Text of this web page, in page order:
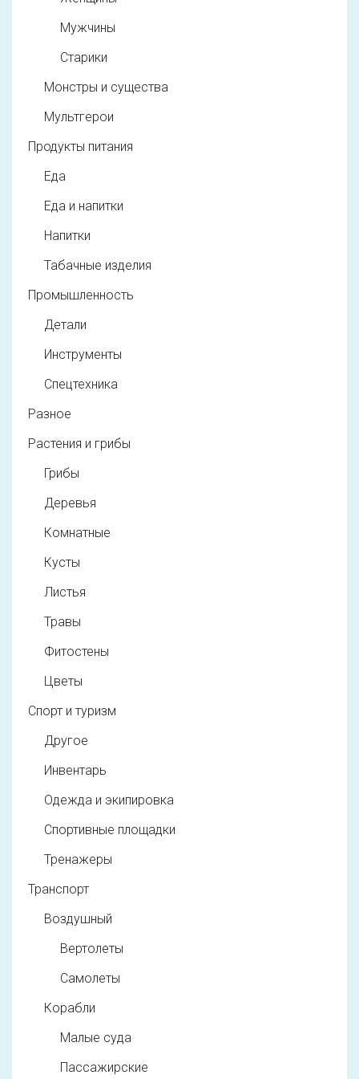
Мужчины
Старики
Монстры и существа
Мультгерои
Продукты питания
Еда
Еда и напитки
Напитки
Табачные изделия
Промышленность
Детали
Инструменты
Спецтехника
Разное
Растения и грибы
Грибы
Деревья
Комнатные
Кусты
Листья
Травы
Фитостены
Цветы
Спорт и туризм
Другое
Инвентарь
Одежда и экипировка
Спортивные площадки
Тренажеры
Транспорт
Воздушный
Вертолеты
Самолеты
Корабли
Малые суда
Пассажирские